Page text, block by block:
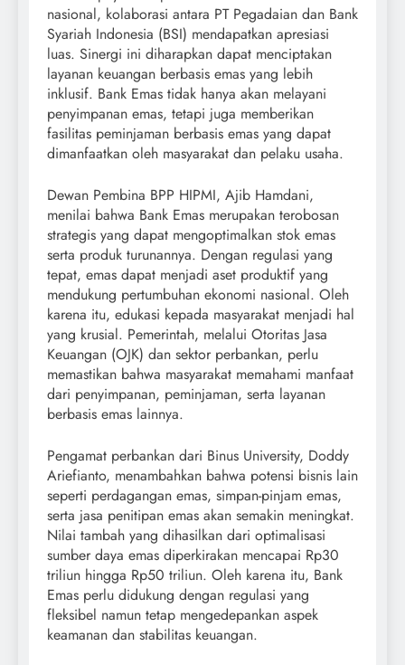
nasional, kolaborasi antara PT Pegadaian dan Bank
Syariah Indonesia (BSI) mendapatkan apresiasi
luas. Sinergi ini diharapkan dapat menciptakan
layanan keuangan berbasis emas yang lebih
inklusif. Bank Emas tidak hanya akan melayani
penyimpanan emas, tetapi juga memberikan
fasilitas peminjaman berbasis emas yang dapat
dimanfaatkan oleh masyarakat dan pelaku usaha.
Dewan Pembina BPP HIPMI, Ajib Hamdani,
menilai bahwa Bank Emas merupakan terobosan
strategis yang dapat mengoptimalkan stok emas
serta produk turunannya. Dengan regulasi yang
tepat, emas dapat menjadi aset produktif yang
mendukung pertumbuhan ekonomi nasional. Oleh
karena itu, edukasi kepada masyarakat menjadi hal
yang krusial. Pemerintah, melalui Otoritas Jasa
Keuangan (OJK) dan sektor perbankan, perlu
memastikan bahwa masyarakat memahami manfaat
dari penyimpanan, peminjaman, serta layanan
berbasis emas lainnya.
Pengamat perbankan dari Binus University, Doddy
Ariefianto, menambahkan bahwa potensi bisnis lain
seperti perdagangan emas, simpan-pinjam emas,
serta jasa penitipan emas akan semakin meningkat.
Nilai tambah yang dihasilkan dari optimalisasi
sumber daya emas diperkirakan mencapai Rp30
triliun hingga Rp50 triliun. Oleh karena itu, Bank
Emas perlu didukung dengan regulasi yang
fleksibel namun tetap mengedepankan aspek
keamanan dan stabilitas keuangan.